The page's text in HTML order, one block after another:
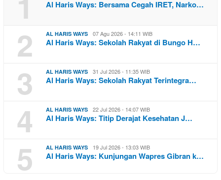
Al Haris Ways: Bersama Cegah IRET, Narko…
2 AL HARIS WAYS 07 Agu 2026 - 14:11 WIB
Al Haris Ways: Sekolah Rakyat di Bungo H…
3 AL HARIS WAYS 31 Jul 2026 - 11:35 WIB
Al Haris Ways: Sekolah Rakyat Terintegra…
4 AL HARIS WAYS 22 Jul 2026 - 14:07 WIB
Al Haris Ways: Titip Derajat Kesehatan J…
5 AL HARIS WAYS 19 Jul 2026 - 13:03 WIB
Al Haris Ways: Kunjungan Wapres Gibran k…